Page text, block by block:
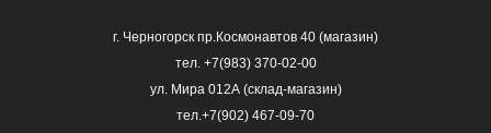
г. Черногорск пр.Космонавтов 40 (магазин)
тел. +7(983) 370-02-00
ул. Мира 012А (склад-магазин)
тел.+7(902) 467-09-70